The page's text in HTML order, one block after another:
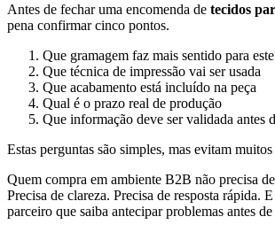
Antes de fechar uma encomenda de tecidos
pena confirmar cinco pontos.
Que gramagem faz mais sentido para
Que técnica de impressão vai ser usada
Que acabamento está incluído na peça
Qual é o prazo real de produção
Que informação deve ser validada antes
Estas perguntas são simples, mas evitam muitos
Quem compra em ambiente B2B não precisa
Precisa de clareza. Precisa de resposta rápida.
parceiro que saiba antecipar problemas antes de